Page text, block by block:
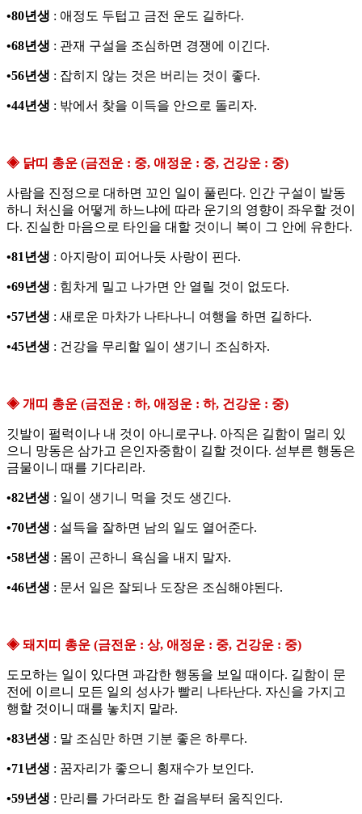
•80년생 : 애정도 두텁고 금전 운도 길하다.
•68년생 : 관재 구설을 조심하면 경쟁에 이긴다.
•56년생 : 잡히지 않는 것은 버리는 것이 좋다.
•44년생 : 밖에서 찾을 이득을 안으로 돌리자.
◈ 닭띠 총운 (금전운 : 중, 애정운 : 중, 건강운 : 중)
사람을 진정으로 대하면 꼬인 일이 풀린다. 인간 구설이 발동
하니 처신을 어떻게 하느냐에 따라 운기의 영향이 좌우할 것이
다. 진실한 마음으로 타인을 대할 것이니 복이 그 안에 유한다.
•81년생 : 아지랑이 피어나듯 사랑이 핀다.
•69년생 : 힘차게 밀고 나가면 안 열릴 것이 없도다.
•57년생 : 새로운 마차가 나타나니 여행을 하면 길하다.
•45년생 : 건강을 무리할 일이 생기니 조심하자.
◈ 개띠 총운 (금전운 : 하, 애정운 : 하, 건강운 : 중)
깃발이 펄럭이나 내 것이 아니로구나. 아직은 길함이 멀리 있
으니 망동은 삼가고 은인자중함이 길할 것이다. 섣부른 행동은
금물이니 때를 기다리라.
•82년생 : 일이 생기니 먹을 것도 생긴다.
•70년생 : 설득을 잘하면 남의 일도 열어준다.
•58년생 : 몸이 곤하니 욕심을 내지 말자.
•46년생 : 문서 일은 잘되나 도장은 조심해야된다.
◈ 돼지띠 총운 (금전운 : 상, 애정운 : 중, 건강운 : 중)
도모하는 일이 있다면 과감한 행동을 보일 때이다. 길함이 문
전에 이르니 모든 일의 성사가 빨리 나타난다. 자신을 가지고
행할 것이니 때를 놓치지 말라.
•83년생 : 말 조심만 하면 기분 좋은 하루다.
•71년생 : 꿈자리가 좋으니 횡재수가 보인다.
•59년생 : 만리를 가더라도 한 걸음부터 움직인다.